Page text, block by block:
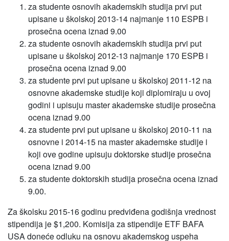
za studente osnovih akademskih studija prvi put
upisane u školskoj 2013-14 najmanje 110 ESPB i
prosečna ocena iznad 9.00
za studente osnovih akademskih studija prvi put
upisane u školskoj 2012-13 najmanje 170 ESPB i
prosečna ocena iznad 9.00
za studente prvi put upisane u školskoj 2011-12 na
osnovne akademske studije koji diplomiraju u ovoj
godini i upisuju master akademske studije prosečna
ocena iznad 9.00
za studente prvi put upisane u školskoj 2010-11 na
osnovne i 2014-15 na master akademske studije i
koji ove godine upisuju doktorske studije prosečna
ocena iznad 9.00
za studente doktorskih studija prosečna ocena iznad
9.00.
Za školsku 2015-16 godinu predviđena godišnja vrednost
stipendija je $1,200. Komisija za stipendije ETF BAFA
USA doneće odluku na osnovu akademskog uspeha